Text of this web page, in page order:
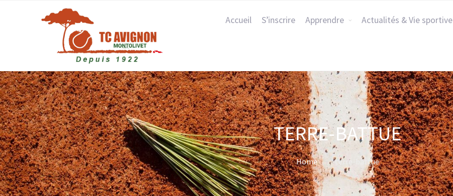
Accueil S’inscrire Apprendre Actualités & Vie sportive
TERRE-BATTUE
Home terre-battue